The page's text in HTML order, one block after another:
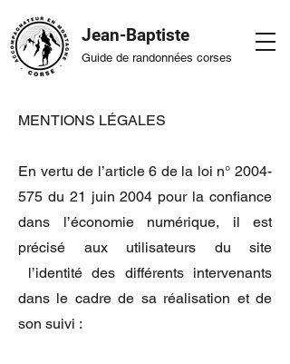
Jean-Baptiste
Guide de randonnées corses
MENTIONS LÉGALES
En vertu de l’article 6 de la loi n° 2004-
575 du 21 juin 2004 pour la confiance
dans l’économie numérique, il est
précisé aux utilisateurs du site
l’identité des différents intervenants
dans le cadre de sa réalisation et de
son suivi :